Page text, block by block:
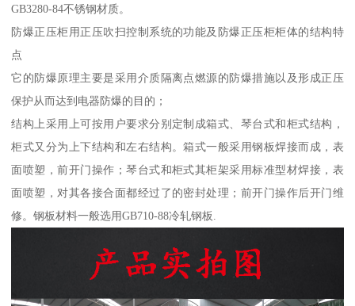
GB3280-84不锈钢材质。
防爆正压柜用正压吹扫控制系统的功能及防爆正压柜柜体的结构特
点
它的防爆原理主要是采用介质隔离点燃源的防爆措施以及形成正压
保护从而达到电器防爆的目的；
结构上采用上可按用户要求分别定制成箱式、琴台式和柜式结构，
柜式又分为上下结构和左右结构。箱式一般采用钢板焊接而成，表
面喷塑，前开门操作；琴台式和柜式其柜架采用标准型材焊接，表
面喷塑，对其各接合面都经过了的密封处理；前开门操作后开门维
修。钢板材料一般选用GB710-88冷轧钢板.